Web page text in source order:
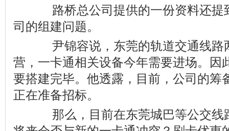
路桥总公司提供的一份资料还提
司的组建问题。
尹锦容说，东莞的轨道交通线路
营，一卡通相关设备今年需要进场。因
要搭建完毕。他透露，目前，公司的筹
正在准备招标。
那么，目前在东莞城巴等公交线